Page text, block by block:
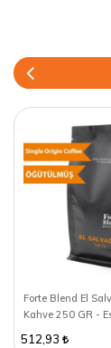
Forte Blend El
Kahve 250 GR -
512,93